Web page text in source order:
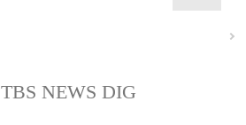
TBS NEWS DIG